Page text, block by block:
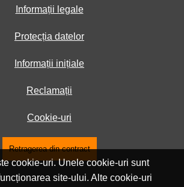
Informații legale
Protecția datelor
Informații inițiale
Reclamații
Cookie-uri
Retragerea din contract
cookie-uri. Unele cookie-uri sunt
site-ului. Alte cookie-uri